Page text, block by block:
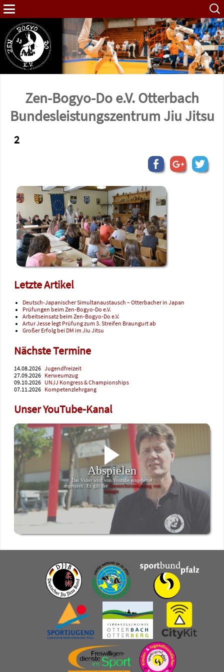
Suche
nach:
Zen-Bogyo-Do e.V. Otterbach
Bundes­leistungs­zentrum Jiu Jitsu
2
Letzte Artikel
Deutsch-Japanischer Simultanaustausch – Otterbacher in Japan
Prüfungen beim Zen-Bogyo-Do e.V.
Arbeitseinsatz beim Zen-Bogyo-Do e.V.
Artur Jesse legt Prüfung zum 3. Streifen Braungurt ab
Großer Erfolg bei DM im Jiu Jitsu
Nächste Termine
14.08.2026 Jugendfreizeit
27.09.2026 Kerweumzug
09.10.2026 UNJJ Kongress & Championships
07.11.2026 Kompetenzlehrgang
Unser YouTube-Kanal